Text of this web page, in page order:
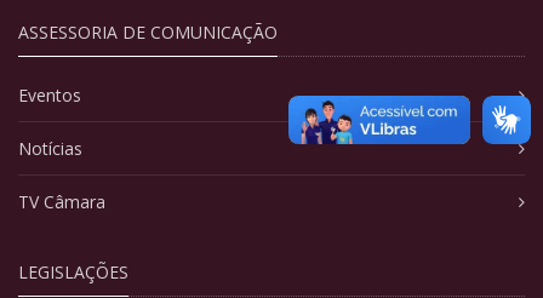
ASSESSORIA DE COMUNICAÇÃO
Eventos
Notícias
TV Câmara
LEGISLAÇÕES